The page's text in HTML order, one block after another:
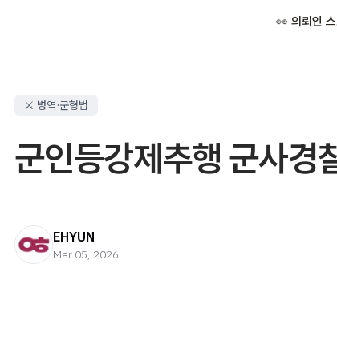
👀 의뢰인
⚔️ 병역·군형법
군인등강제추행 군사경
EHYUN
Mar 05, 2026